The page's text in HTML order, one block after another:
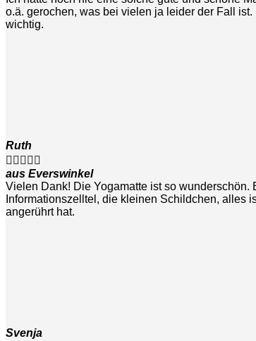
o.ä. gerochen, was bei vielen ja leider der Fall
wichtig.
Ruth
    
aus Everswinkel
Vielen Dank! Die Yogamatte ist so
Informationszelltel, die kleinen Schildchen, alles
angerührt hat.
Svenja